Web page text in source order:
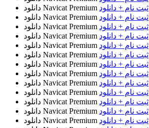
دانلود Navicat Premium ثبت نام + دانلود
دانلود Navicat Premium ثبت نام + دانلود
دانلود Navicat Premium ثبت نام + دانلود
دانلود Navicat Premium ثبت نام + دانلود
دانلود Navicat Premium ثبت نام + دانلود
دانلود Navicat Premium ثبت نام + دانلود
دانلود Navicat Premium ثبت نام + دانلود
دانلود Navicat Premium ثبت نام + دانلود
دانلود Navicat Premium ثبت نام + دانلود
دانلود Navicat Premium ثبت نام + دانلود
دانلود Navicat Premium ثبت نام + دانلود
دانلود Navicat Premium ثبت نام + دانلود
دانلود Navicat Premium ثبت نام + دانلود